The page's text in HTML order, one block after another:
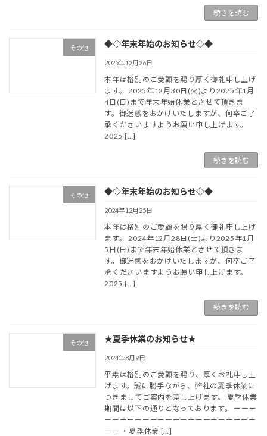
続きを読む
その他 ◆◇年末年始のお知らせ◇◆
2025年12月26日
本年は格別のご愛顧を賜り厚く御礼申し上げ
ます。 2025年12月30日(火)より2025年1月
4日(日)まで年末年始休業とさせて頂きま
す。御迷惑をおかけいたしますが、何卒ご了
承くださいますようお願い申し上げます。
2025 […]
続きを読む
その他 ◆◇年末年始のお知らせ◇◆
2024年12月25日
本年は格別のご愛顧を賜り厚く御礼申し上げ
ます。 2024年12月28日(土)より2025年1月
5日(日)まで年末年始休業とさせて頂きま
す。御迷惑をおかけいたしますが、何卒ご了
承くださいますようお願い申し上げます。
2025 […]
続きを読む
その他 ★夏季休業のお知らせ★
2024年8月9日
平素は格別のご愛顧を賜り、厚くお礼申し上
げます。誠に勝手ながら、弊社の夏季休業に
つきましてご案内を差し上げます。 夏季休業
期間は以下の通りとなっております。 ーーー
ーーーーーーーーーーーーーーーーーーーー
ーー ・夏季休業 […]